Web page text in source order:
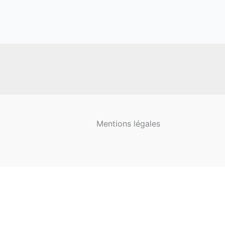
Mentions légales